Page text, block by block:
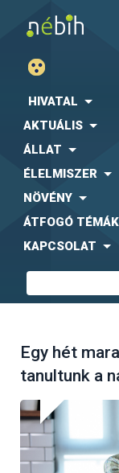
HIVATAL
AKTUÁLIS
ÁLLAT
ÉLELMISZER
NÖVÉNY
ÁTFOGÓ TÉMÁK
KAPCSOLAT
Egy hét
tanultunk a